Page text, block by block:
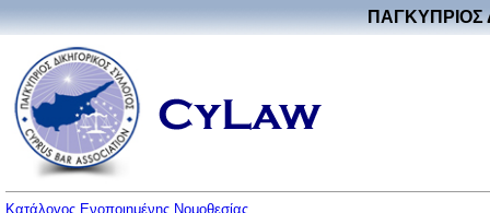
ΠΑΓΚΥΠΡΙΟΣ
Κατάλογος Ενοποιημένης Νομοθεσίας